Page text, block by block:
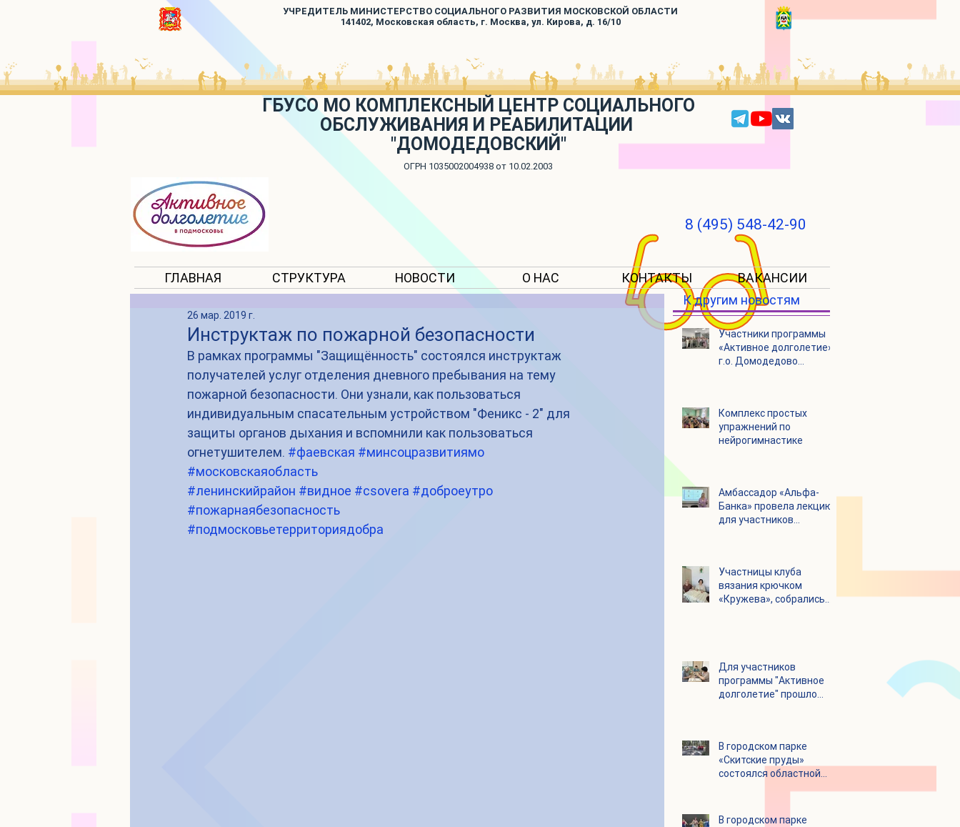
УЧРЕДИТЕЛЬ МИНИСТЕРСТВО СОЦИАЛЬНОГО РАЗВИТИЯ МОСКОВСКОЙ ОБЛАСТИ
141402, Московская область, г. Москва, ул. Кирова, д. 16/10
ГБУСО МО КОМПЛЕКСНЫЙ ЦЕНТР СОЦИАЛЬНОГО
ОБСЛУЖИВАНИЯ И РЕАБИЛИТАЦИИ
"ДОМОДЕДОВСКИЙ"
ОГРН 1035002004938 от 10.02.2003
8 (495) 548-42-90
ГЛАВНАЯ СТРУКТУРА НОВОСТИ О НАС КОНТАКТЫ ВАКАНСИИ
Инструктаж по пожарной безопасности
26 мар. 2019 г.
В рамках программы "Защищённость" состоялся инструктаж
получателей услуг отделения дневного пребывания на тему
пожарной безопасности. Они узнали, как пользоваться
индивидуальным спасательным устройством "Феникс - 2" для
защиты органов дыхания и вспомнили как пользоваться
огнетушителем. #фаевская #минсоцразвитиямо
#московскаяобласть
#ленинскийрайон #видное #csovera #доброеутро
#пожарнаябезопасность
#подмосковьетерриториядобра
К другим новостям
Участники программы
«Активное долголетие»
г.о. Домодедово
Комплекс простых
упражнений по
нейрогимнастике
Амбассадор «Альфа-
Банка» провела лекцию
для участников
Участницы клуба
вязания крючком
«Кружева», собрались
Для участников
программы "Активное
долголетие" прошло
настольными играми
В городском парке
«Скитские пруды»
состоялся областной
В городском парке